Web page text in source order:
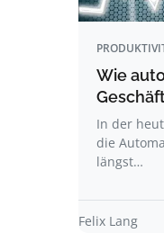
Wie
In der
die
längst…
Felix Lang